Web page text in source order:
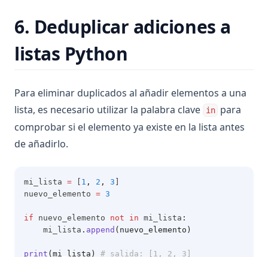
6. Deduplicar adiciones a
listas Python
Para eliminar duplicados al añadir elementos a una
lista, es necesario utilizar la palabra clave
in para
comprobar si el elemento ya existe en la lista antes
de añadirlo.
mi_lista = 1 , 2 , 3
nuevo_elemento = 3
if nuevo_elemento not in mi_lista :
    mi_lista
. append (nuevo_elemento)
print (mi_lista) # salida: [1, 2, 3]